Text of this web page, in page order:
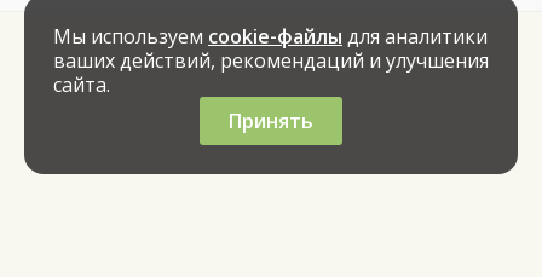
Мы используем cookie-файлы для аналитики
ваших действий, рекомендаций и улучшения
сайта.
Принять